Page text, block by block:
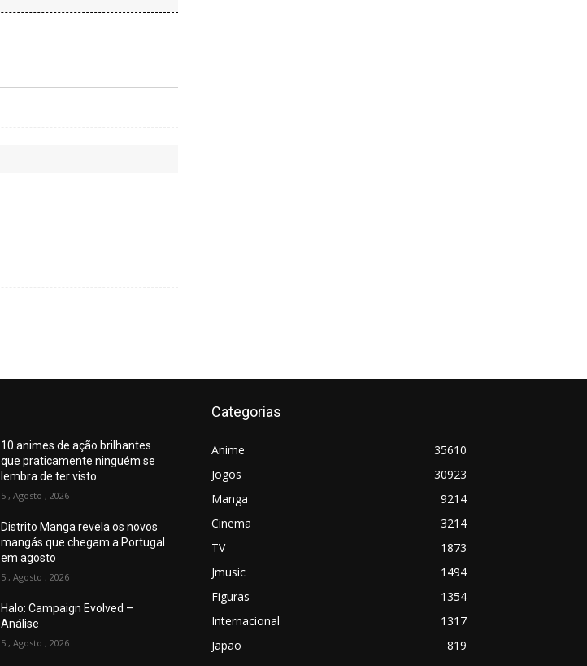
10 animes de ação brilhantes
que praticamente ninguém se
lembra de ter visto
5 , Agosto , 2026
Distrito Manga revela os novos
mangás que chegam a Portugal
em agosto
5 , Agosto , 2026
Halo: Campaign Evolved –
Análise
5 , Agosto , 2026
Categorias
Anime
35610
Jogos
30923
Manga
9214
Cinema
3214
TV
1873
Jmusic
1494
Figuras
1354
Internacional
1317
Japão
819